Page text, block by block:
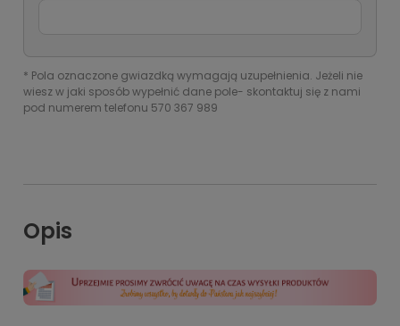
* Pola oznaczone gwiazdką wymagają uzupełnienia. Jeżeli nie
wiesz w jaki sposób wypełnić dane pole- skontaktuj się z nami
pod numerem telefonu 570 367 989
Opis